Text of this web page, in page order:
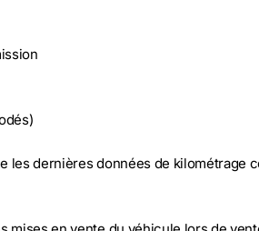
les dernières données de kilométrage